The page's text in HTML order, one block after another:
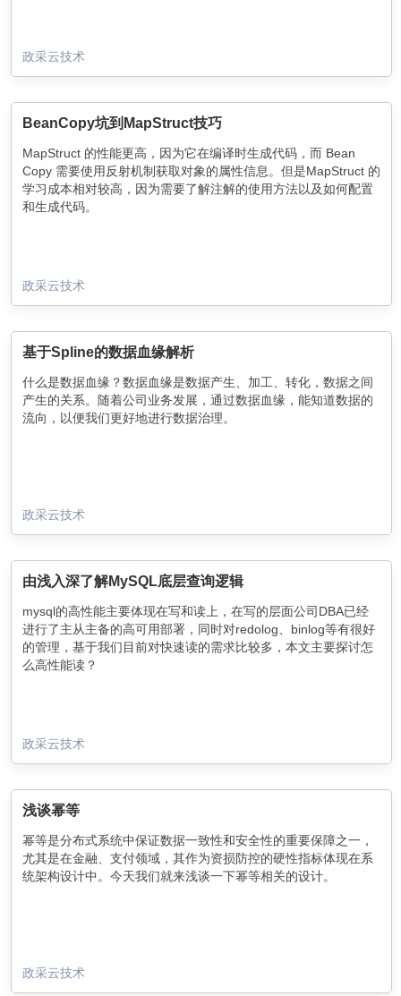
政采云技术
BeanCopy坑到MapStruct技巧
MapStruct 的性能更高，因为它在编译时生成代码，而 Bean
Copy 需要使用反射机制获取对象的属性信息。但是MapStruct 的
学习成本相对较高，因为需要了解注解的使用方法以及如何配置
和生成代码。
政采云技术
基于Spline的数据血缘解析
什么是数据血缘？数据血缘是数据产生、加工、转化，数据之间
产生的关系。随着公司业务发展，通过数据血缘，能知道数据的
流向，以便我们更好地进行数据治理。
政采云技术
由浅入深了解MySQL底层查询逻辑
mysql的高性能主要体现在写和读上，在写的层面公司DBA已经
进行了主从主备的高可用部署，同时对redolog、binlog等有很好
的管理，基于我们目前对快速读的需求比较多，本文主要探讨怎
么高性能读？
政采云技术
浅谈幂等
幂等是分布式系统中保证数据一致性和安全性的重要保障之一，
尤其是在金融、支付领域，其作为资损防控的硬性指标体现在系
统架构设计中。今天我们就来浅谈一下幂等相关的设计。
政采云技术